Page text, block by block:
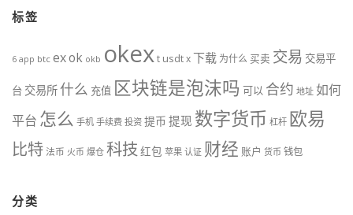
标签
6 app btc exok okb okext usdtx下载 为什么 买卖 交易 交易平
台 交易所 什么 充值 区块链是泡沫吗 可以 合约 地址 如何
平台 怎么 手机 手续费 投资 提币 提现 数字货币 杠杆 欧易
比特法币 火币 爆仓 科技 红包 苹果 认证 财经 账户 货币 钱包
分类